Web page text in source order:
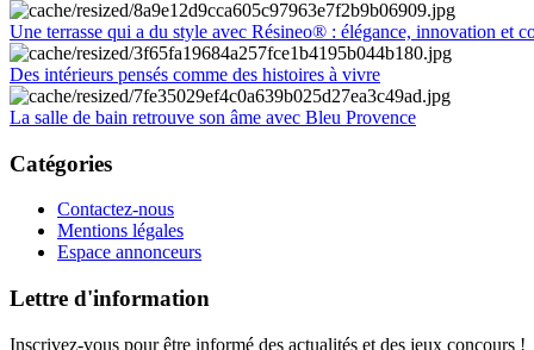
Une terrasse qui a du style avec Résineo® : élégance, innovation et
Des intérieurs pensés comme des histoires à vivre
La salle de bain retrouve son âme avec Bleu Provence
Catégories
Contactez-nous
Mentions légales
Espace annonceurs
Lettre d'information
Inscrivez-vous pour être informé des actualités et des jeux concours !